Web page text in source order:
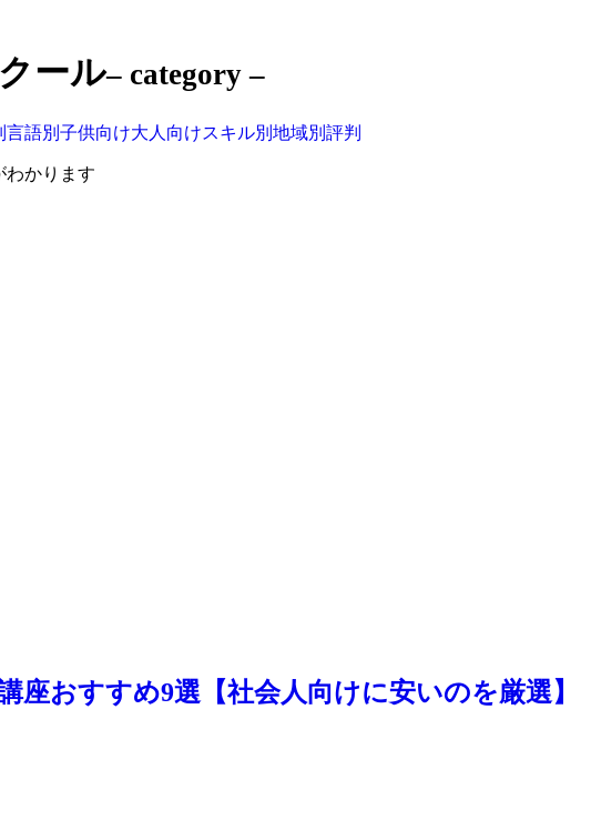
ール– category –
言語別 子供向け大人向けスキル別 地域別 評判
わかります
座おすすめ9選【社会人向けに安いのを厳選】